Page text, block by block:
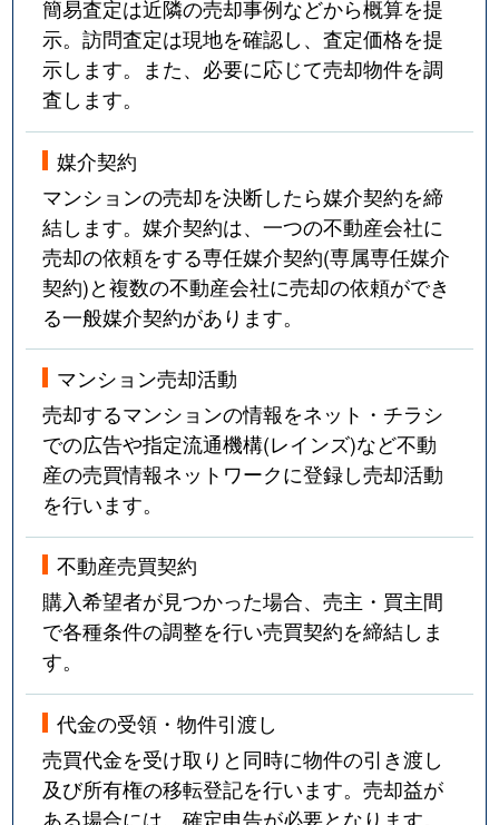
簡易査定は近隣の売却事例などから概算を提
示。訪問査定は現地を確認し、査定価格を提
示します。また、必要に応じて売却物件を調
査します。
媒介契約
マンションの売却を決断したら媒介契約を締
結します。媒介契約は、一つの不動産会社に
売却の依頼をする専任媒介契約(専属専任媒介
契約)と複数の不動産会社に売却の依頼ができ
る一般媒介契約があります。
マンション売却活動
売却するマンションの情報をネット・チラシ
での広告や指定流通機構(レインズ)など不動
産の売買情報ネットワークに登録し売却活動
を行います。
不動産売買契約
購入希望者が見つかった場合、売主・買主間
で各種条件の調整を行い売買契約を締結しま
す。
代金の受領・物件引渡し
売買代金を受け取りと同時に物件の引き渡し
及び所有権の移転登記を行います。売却益が
ある場合には、確定申告が必要となります。